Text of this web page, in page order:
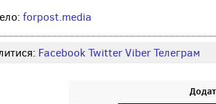
forpost.media
FacebookTwitterViberТелеграм